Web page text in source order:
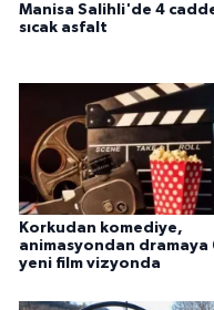
Manisa Salihli'de 4
sıcak asfalt
Korkudan komediye,
animasyondan dramaya
yeni film vizyonda